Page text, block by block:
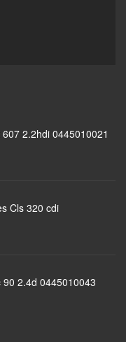
2.2hdi 0445010021
Cls 320 cdi
2.4d 0445010043